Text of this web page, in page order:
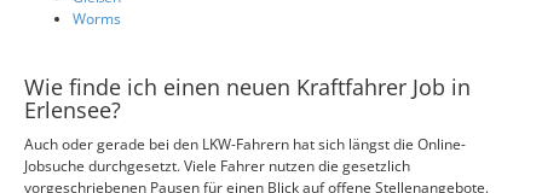
Worms
Wie finde ich einen neuen Kraftfahrer Job in
Erlensee?
Auch oder gerade bei den LKW-Fahrern hat sich längst die Online-
Jobsuche durchgesetzt. Viele Fahrer nutzen die gesetzlich
vorgeschriebenen Pausen für einen Blick auf offene Stellenangebote.